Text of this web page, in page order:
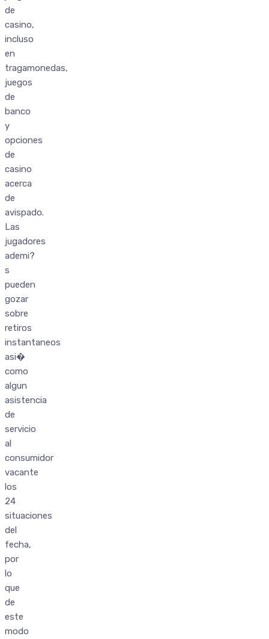
de
casino,
incluso
en
tragamonedas,
juegos
de
banco
y
opciones
de
casino
acerca
de
avispado.
Las
jugadores
ademi?
s
pueden
gozar
sobre
retiros
instantaneos
asi�
como
algun
asistencia
de
servicio
al
consumidor
vacante
los
24
situaciones
del
fecha,
por
lo
que
de
este
modo